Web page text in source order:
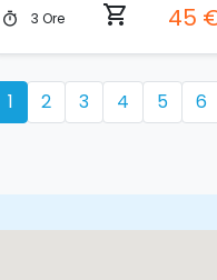
timer 3 Ore shopping_cart 45
1 2 3 4 5 6